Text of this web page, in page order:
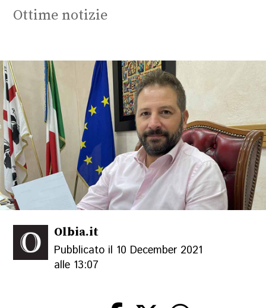
Ottime notizie
Olbia.it
Pubblicato il 10 December 2021
alle 13:07